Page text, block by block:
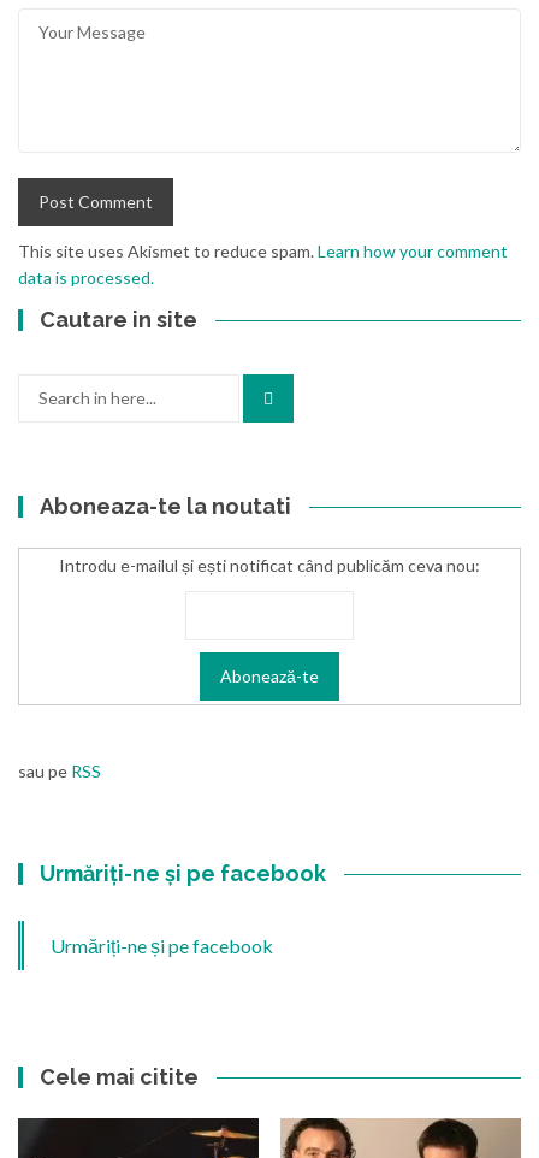
This site uses Akismet to reduce spam.Learn how your comment
data is processed.
Cautare in site
Aboneaza-te la noutati
Introdu e-mailul și ești notificat când publicăm ceva nou:
sau pe RSS
Urmăriți-ne și pe facebook
Urmăriți-ne și pe facebook
Cele mai citite